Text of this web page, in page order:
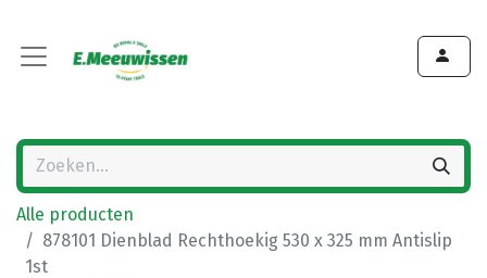
Alle producten
878101 Dienblad Rechthoekig 530 x 325 mm Antislip
1st